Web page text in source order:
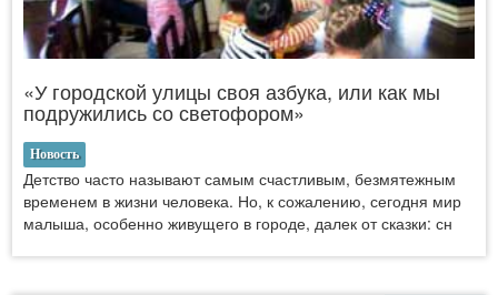
«У городской улицы своя азбука, или как мы
подружились со светофором»
Новость
Детство часто называют самым счастливым, безмятежным
временем в жизни человека. Но, к сожалению, сегодня мир
малыша, особенно живущего в городе, далек от сказки: сн